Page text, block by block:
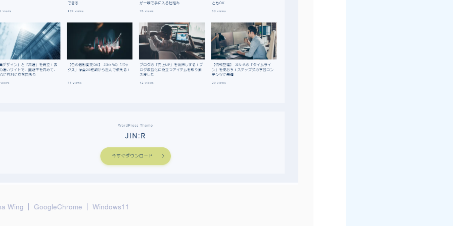
Wing GoogleChrome Windows11